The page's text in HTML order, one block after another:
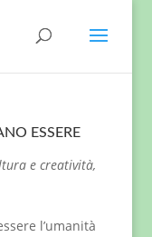
ESSERE
e creatività,
l’umanità